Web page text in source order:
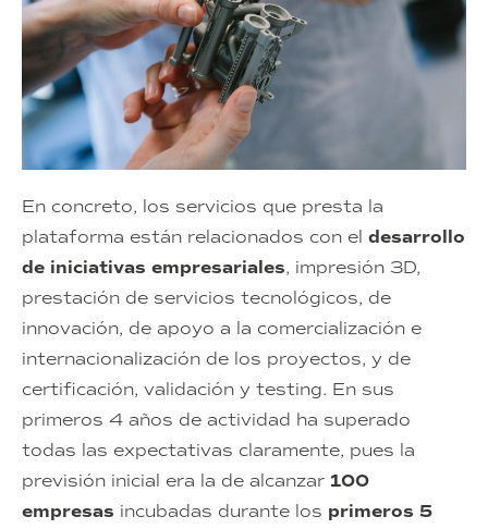
En concreto, los servicios que presta la
plataforma están relacionados con el desarrollo
de iniciativas empresariales, impresión 3D,
prestación de servicios tecnológicos, de
innovación, de apoyo a la comercialización e
internacionalización de los proyectos, y de
certificación, validación y testing. En sus
primeros 4 años de actividad ha superado
todas las expectativas claramente, pues la
previsión inicial era la de alcanzar 100
empresas incubadas durante los primeros 5